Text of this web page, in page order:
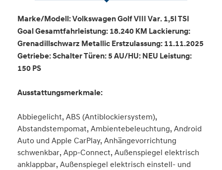
Marke/Modell: Volkswagen Golf VIII Var. 1,5l TSI
Goal Gesamtfahrleistung: 18.240 KM Lackierung:
Grenadillschwarz Metallic Erstzulassung: 11.11.2025
Getriebe: Schalter Türen: 5 AU/HU: NEU Leistung:
150 PS
Ausstattungsmerkmale:
Abbiegelicht, ABS (Antiblockiersystem),
Abstandstempomat, Ambientebeleuchtung, Android
Auto und Apple CarPlay, Anhängevorrichtung
schwenkbar, App-Connect, Außenspiegel elektrisch
anklappbar, Außenspiegel elektrisch einstell- und